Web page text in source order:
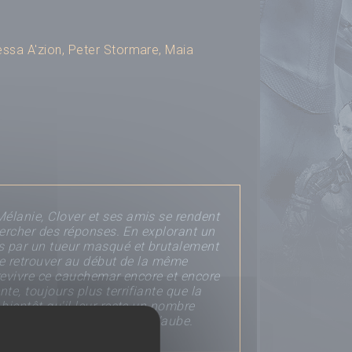
A'zion, Peter Stormare, Maia
Clover et ses amis se rendent
des réponses. En explorant un
par un tueur masqué et brutalement
retrouver au début de la même
ce cauchemar encore et encore
toujours plus terrifiante que la
qu'il leur reste un nombre
est de survivre jusqu'à l'aube.